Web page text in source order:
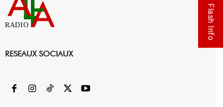
RADIO
RESEAUX SOCIAUX
Flash Info